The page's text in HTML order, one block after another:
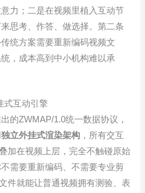
力；二是在视频里植入互动节
思考、作答、做选择。第二条
统方案需要重新编码视频文
，成本高到中小机构难以承
式互动引擎
的ZWMAP/1.0统一数据协议，
独立外挂式渲染架构 ，所有交互
加在视频上层，完全不触碰原始
需要重新编码、不需要专业剪
件就能让普通视频拥有测验、表